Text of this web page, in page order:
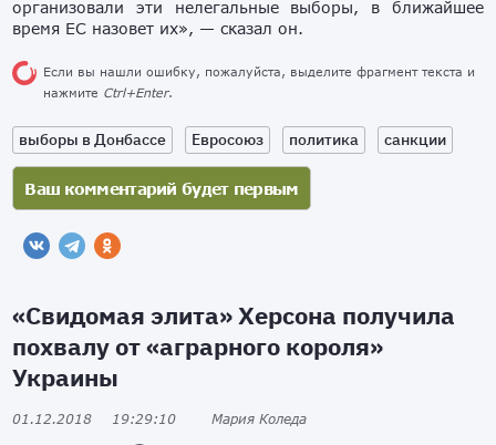
организовали эти нелегальные выборы, в ближайшее
время ЕС назовет их», — сказал он.
Если вы нашли ошибку, пожалуйста, выделите фрагмент текста и
нажмите Ctrl+Enter.
выборы в Донбассе Евросоюз политика санкции
«Свидомая элита» Херсона получила
похвалу от «аграрного короля»
Украины
01.12.2018 19:29:10 Мария Коледа